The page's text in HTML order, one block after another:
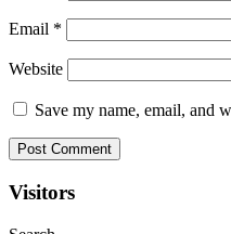
Email *
Website
Save my name, email, and
Visitors